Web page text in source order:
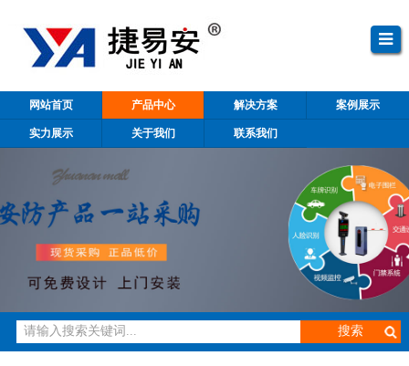
网站首页 产品中心 解决方案 案例展示
实力展示 关于我们 联系我们